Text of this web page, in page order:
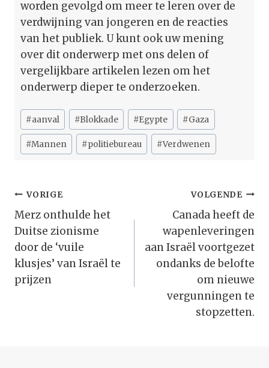
worden gevolgd om meer te leren over de
verdwijning van jongeren en de reacties
van het publiek. U kunt ook uw mening
over dit onderwerp met ons delen of
vergelijkbare artikelen lezen om het
onderwerp dieper te onderzoeken.
Bericht
tags:
#aanval #Blokkade #Egypte #Gaza
#Mannen #politiebureau #Verdwenen
Bericht
Navigatie
VORIGE
Merz onthulde het
Duitse zionisme
door de ‘vuile
klusjes’ van Israël te
prijzen
VOLGENDE
Canada heeft de
wapenleveringen
aan Israël voortgezet
ondanks de belofte
om nieuwe
vergunningen te
stopzetten.